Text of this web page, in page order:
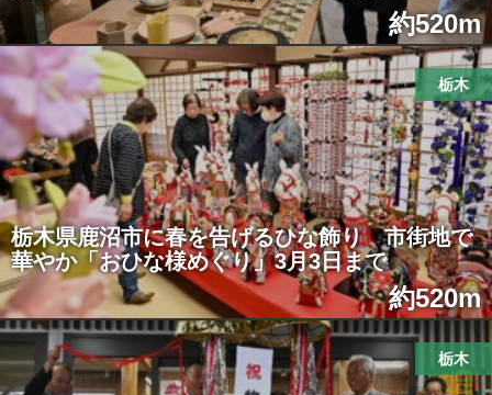
約520m
栃木
栃木県鹿沼市に春を告げるひな飾り 市街地で
華やか「おひな様めぐり」3月3日まで
約520m
栃木